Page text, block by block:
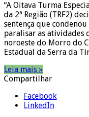
“A Oitava Turma
da 2ª Região (TRF2)
sentença que
paralisar as atividades
noroeste do Morro do
Estadual da Serra da
Leia mais »
Compartilhar
Facebook
LinkedIn